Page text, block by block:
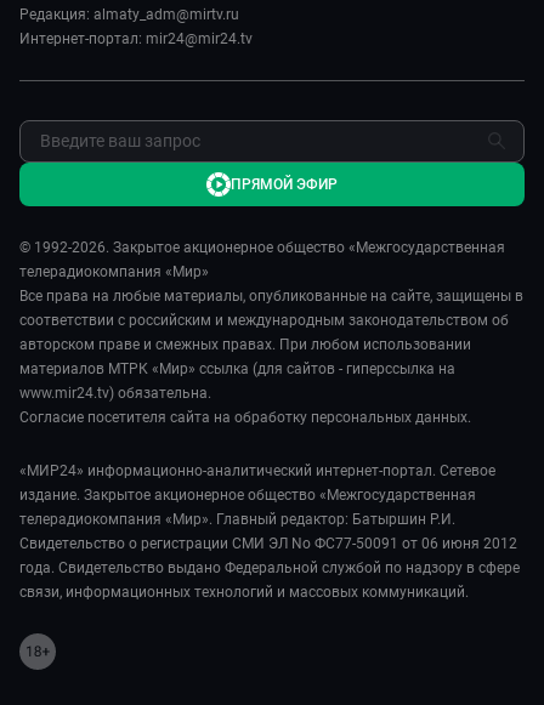
Обратная связь
Редакция: almaty_adm@mirtv.ru
Интернет-портал: mir24@mir24.tv
© 1992-2026. Закрытое акционерное общество «Межгосударственная
телерадиокомпания «Мир»
Все права на любые материалы, опубликованные на сайте, защищены в
соответствии с российским и международным законодательством об
авторском праве и смежных правах. При любом использовании
материалов МТРК «Мир» ссылка (для сайтов - гиперссылка на
www.mir24.tv) обязательна.
Согласие посетителя сайта на обработку персональных данных.
«МИР24» информационно-аналитический интернет-портал. Сетевое
издание. Закрытое акционерное общество «Межгосударственная
телерадиокомпания «Мир». Главный редактор: Батыршин Р.И.
Свидетельство о регистрации СМИ ЭЛ No ФС77-50091 от 06 июня 2012
года. Свидетельство выдано Федеральной службой по надзору в сфере
связи, информационных технологий и массовых коммуникаций.
ПРЯМОЙ ЭФИР